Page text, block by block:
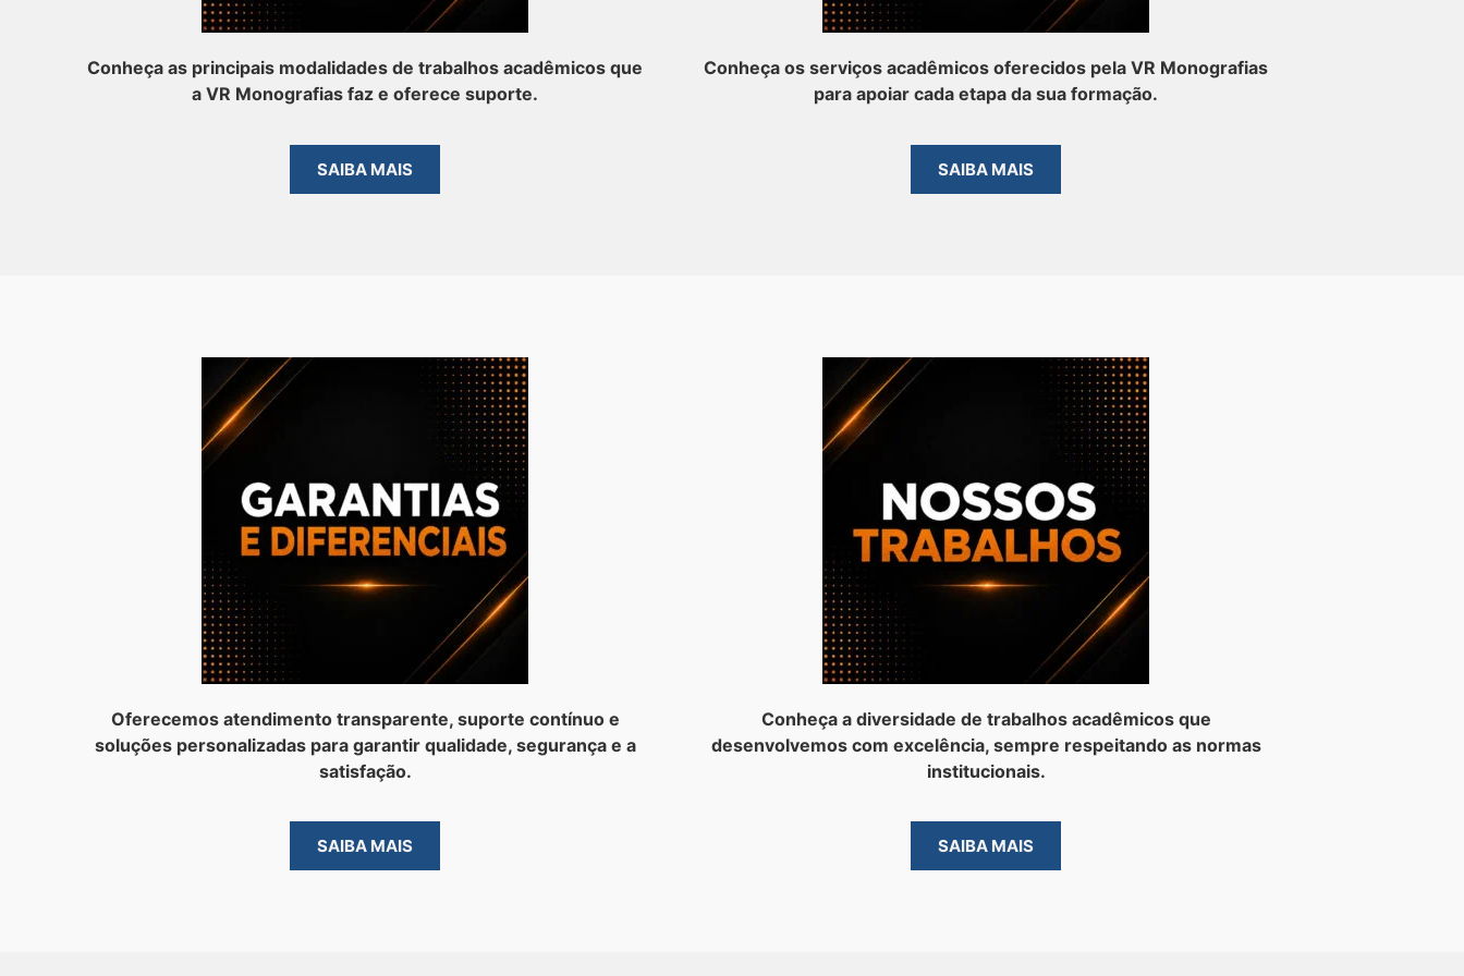
Conheça as principais modalidades de trabalhos acadêmicos que
a VR Monografias faz e oferece suporte.
SAIBA MAIS
Conheça os serviços acadêmicos oferecidos pela VR Monografias
para apoiar cada etapa da sua formação.
SAIBA MAIS
Oferecemos atendimento transparente, suporte contínuo e
soluções personalizadas para garantir qualidade, segurança e a
satisfação.
SAIBA MAIS
Conheça a diversidade de trabalhos acadêmicos que
desenvolvemos com excelência, sempre respeitando as normas
institucionais.
SAIBA MAIS